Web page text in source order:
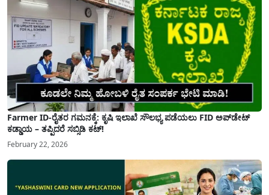
Farmer ID-ರೈತರ ಗಮನಕ್ಕೆ: ಕೃಷಿ ಇಲಾಖೆ ಸೌಲಭ್ಯ ಪಡೆಯಲು FID ಅಪ್‌ಡೇಟ್
ಕಡ್ಡಾಯ – ತಪ್ಪಿದರೆ ಸಬ್ಸಿಡಿ ಕಟ್!
February 22, 2026